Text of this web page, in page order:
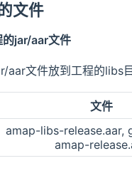
文件
的jar/aar文件
aar文件放到工程的libs
文件
amap-libs-release.aar,
amap-